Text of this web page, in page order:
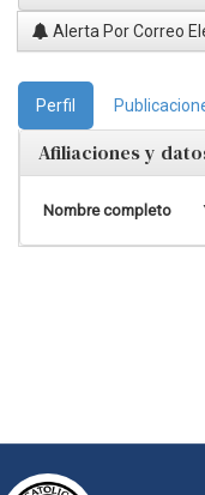
Alerta Por Correo
Perfil
Afiliaciones y
Nombre completo